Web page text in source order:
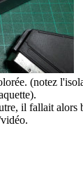
(notez
il fallait